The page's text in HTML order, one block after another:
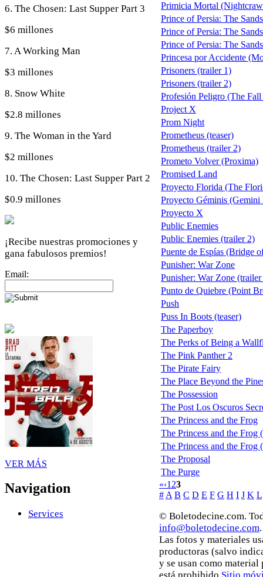
6. The Chosen: Last Supper Part 3
$6 millones
7. A Working Man
$3 millones
8. Snow White
$2.8 millones
9. The Woman in the Yard
$2 millones
10. The Chosen: Last Supper Part 2
$0.9 millones
¡Recibe nuestras promociones y
gana fabulosos premios!
Email:
VER MÁS
Navigation
Services
Primicia Mortal
Prince of Persia: The
Prince of Persia: The
Prince of Persia: The
Princesa por Accidente
Prisoners (trailer 1)
Prisoners (trailer 2)
Profesión Peligro (The
Project X
Prom Night
Prometheus (teaser)
Prometheus (trailer 2)
Prometo Volver (Proxima)
Promised Land
Proyecto Florida (The
Proyecto Géminis (Gemini
Proyecto X
Public Enemies
Public Enemies (trailer 2)
Puente de Espías (Bridge
Punisher: War Zone
Punisher: War Zone
Punto de Quiebre (Point
Push
Puss In Boots (teaser)
The Paperboy
The Perks of Being a
The Pink Panther 2
The Pirate Fairy
The Place Beyond the
The Possession
The Post Los Oscuros
The Princess and the Frog
The Princess and the Frog
The Princess and the Frog
The Proposal
The Purge
«‹1 23
# A B C D E F G H I J K L
© Boletodecine.com.
info@boletodecine.com.
Las fotos y materiales
productoras (salvo
y se usan como
está prohibido. Sitio